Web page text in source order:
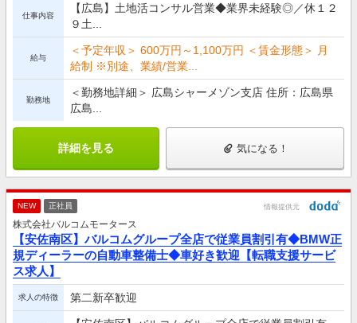
仕事内容
【広島】土地活コンサル営業◆業界未経験◎／休１２
９土...
給与
＜予定年収＞ 600万円～1,100万円 ＜賃金形態＞ 月
給制 ※別途、業績/営業...
勤務地
＜勤務地詳細＞ 広島シャーメゾン支店 住所：広島県
広島...
詳細を見る 気になる！
NEW 正社員 情報提供元
株式会社バルコムモータース
【安佐南区】バルコムグループ全店で従業員割引有◆BMW正
規ディーラーの自動車整備士◆車好き歓迎【転職支援サービ
ス求人】
求人の特徴 第二新卒歓迎